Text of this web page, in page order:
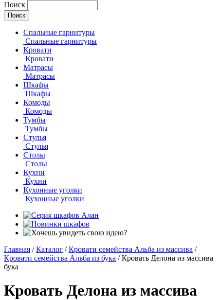
Поиск
Спальные гарнитуры
Спальные гарнитуры
Кровати
Кровати
Матрасы
Матрасы
Шкафы
Шкафы
Комоды
Комоды
Тумбы
Тумбы
Стулья
Стулья
Столы
Столы
Кухни
Кухни
Кухонные уголки
Кухонные уголки
Главная / Каталог / Кровати семейства Альба из массива /
Кровати семейства Альба из бука / Кровать Делона из массива
бука
Кровать Делона из массива